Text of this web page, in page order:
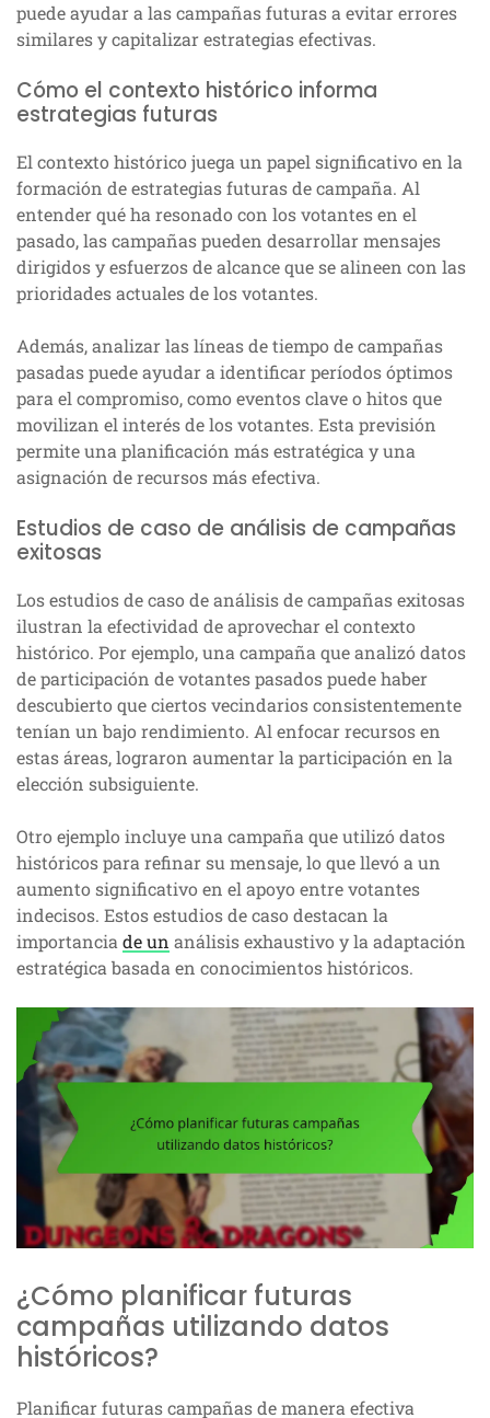
puede ayudar a las campañas futuras a evitar errores
similares y capitalizar estrategias efectivas.
Cómo el contexto histórico informa
estrategias futuras
El contexto histórico juega un papel significativo en la
formación de estrategias futuras de campaña. Al
entender qué ha resonado con los votantes en el
pasado, las campañas pueden desarrollar mensajes
dirigidos y esfuerzos de alcance que se alineen con las
prioridades actuales de los votantes.
Además, analizar las líneas de tiempo de campañas
pasadas puede ayudar a identificar períodos óptimos
para el compromiso, como eventos clave o hitos que
movilizan el interés de los votantes. Esta previsión
permite una planificación más estratégica y una
asignación de recursos más efectiva.
Estudios de caso de análisis de campañas
exitosas
Los estudios de caso de análisis de campañas exitosas
ilustran la efectividad de aprovechar el contexto
histórico. Por ejemplo, una campaña que analizó datos
de participación de votantes pasados puede haber
descubierto que ciertos vecindarios consistentemente
tenían un bajo rendimiento. Al enfocar recursos en
estas áreas, lograron aumentar la participación en la
elección subsiguiente.
Otro ejemplo incluye una campaña que utilizó datos
históricos para refinar su mensaje, lo que llevó a un
aumento significativo en el apoyo entre votantes
indecisos. Estos estudios de caso destacan la
importanciade un análisis exhaustivo y la adaptación
estratégica basada en conocimientos históricos.
¿Cómo planificar futuras
campañas utilizando datos
históricos?
Planificar futuras campañas de manera efectiva